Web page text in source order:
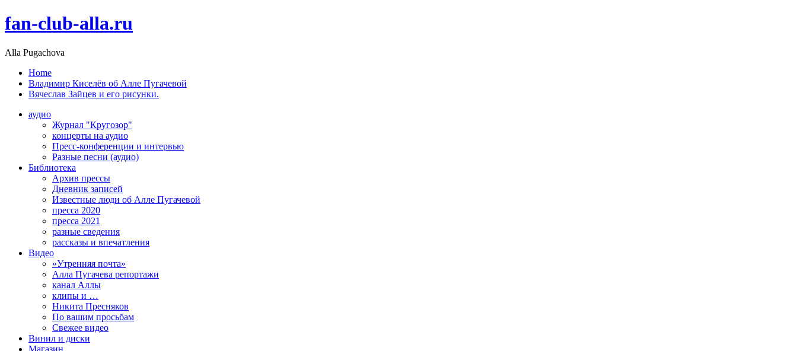
fan-club-alla.ru
Alla Pugachova
Home
Владимир Киселёв об Алле Пугачевой
Вячеслав Зайцев и его рисунки.
аудио
Журнал "Кругозор"
концерты на аудио
Пресс-конференции и интервью
Разные песни (аудио)
Библиотека
Архив прессы
Дневник записей
Известные люди об Алле Пугачевой
пресса 2020
пресса 2021
разные сведения
рассказы и впечатления
Видео
»Утренняя почта»
Алла Пугачева репортажи
канал Аллы
клипы и …
Никита Пресняков
По вашим просьбам
Свежее видео
Винил и диски
Магазин